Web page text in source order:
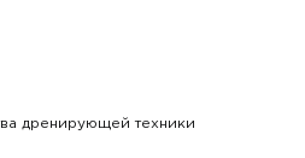
дренирующей техники